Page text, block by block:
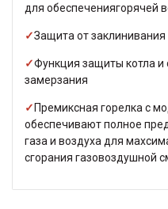
для обеспечениягорячей
✓Защита от
✓Функция защиты котла и
замерзания
✓Премиксная горелка с
обеспечивают полное
газа и воздуха для
сгорания газовоздушной